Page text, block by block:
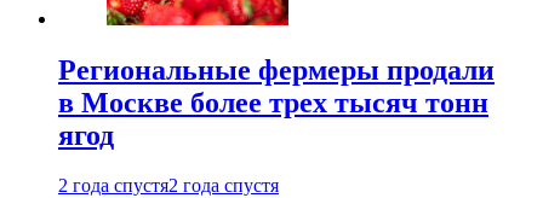
Региональные фермеры продали
в Москве более трех тысяч тонн
ягод
2 года спустя2 года спустя